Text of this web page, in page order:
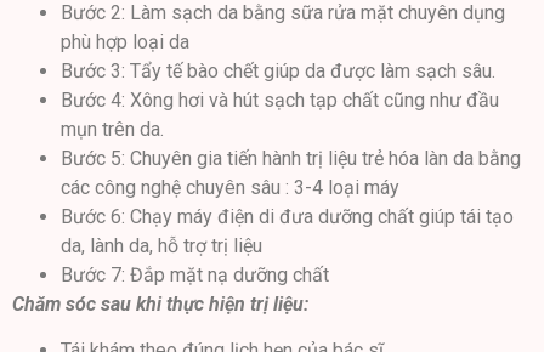
Bước 2: Làm sạch da bằng sữa rửa mặt chuyên dụng
phù hợp loại da
Bước 3: Tẩy tế bào chết giúp da được làm sạch sâu.
Bước 4: Xông hơi và hút sạch tạp chất cũng như đầu
mụn trên da.
Bước 5: Chuyên gia tiến hành trị liệu trẻ hóa làn da bằng
các công nghệ chuyên sâu : 3-4 loại máy
Bước 6: Chạy máy điện di đưa dưỡng chất giúp tái tạo
da, lành da, hỗ trợ trị liệu
Bước 7: Đắp mặt nạ dưỡng chất
Chăm sóc sau khi thực hiện trị liệu: